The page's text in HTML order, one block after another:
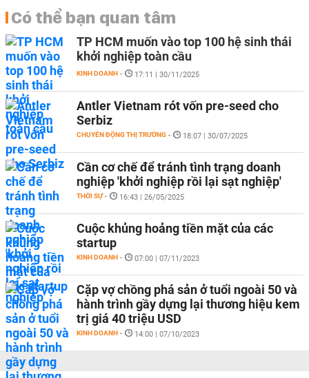
Có thể bạn quan tâm
TP HCM muốn vào top 100 hệ sinh thái
khởi nghiệp toàn cầu
KINH DOANH - 17:11 | 30/11/2025
Antler Vietnam rót vốn pre-seed cho
Serbiz
CHUYỂN ĐỘNG THỊ TRƯỜNG - 18:07 | 30/07/2025
Cần cơ chế để tránh tình trạng doanh
nghiệp 'khởi nghiệp rồi lại sạt nghiệp'
THỜI SỰ - 16:43 | 26/05/2025
Cuộc khủng hoảng tiền mặt của các
startup
KINH DOANH - 07:00 | 07/11/2023
Cặp vợ chồng phá sản ở tuổi ngoài 50 và
hành trình gầy dựng lại thương hiệu kem
trị giá 40 triệu USD
KINH DOANH - 14:00 | 07/10/2023